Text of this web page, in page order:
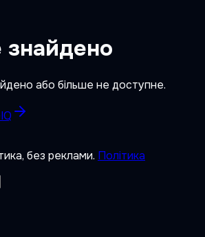
або більше не доступне.
без реклами. Політика